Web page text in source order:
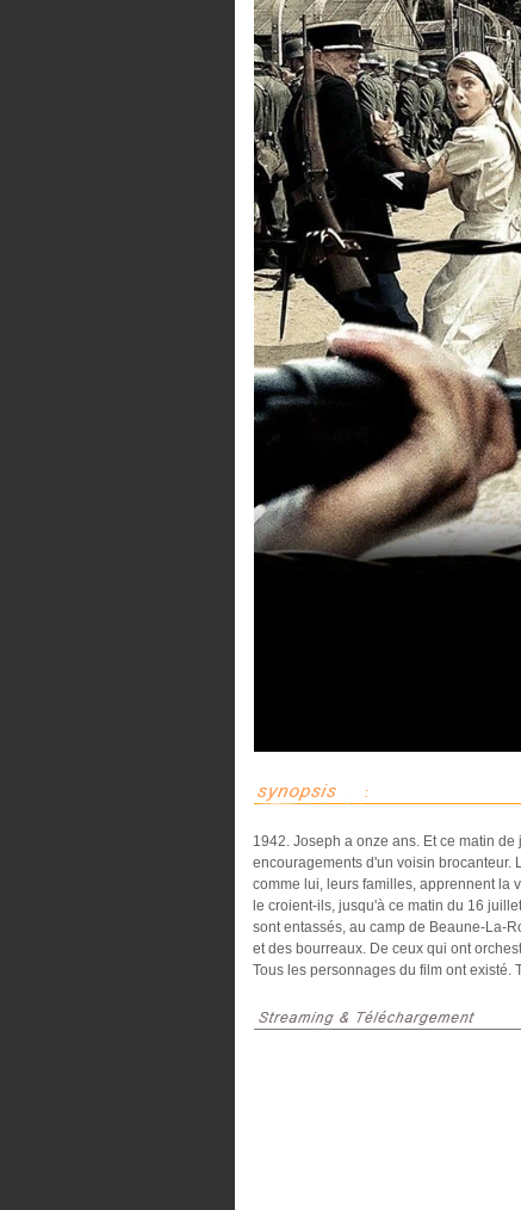
1942. Joseph a onze ans. Et ce matin
encouragements d'un voisin brocanteur.
comme lui, leurs familles, apprennent la
le croient-ils, jusqu'à ce matin du 16
sont entassés, au camp de Beaune-La-
et des bourreaux. De ceux qui ont
Tous les personnages du film ont existé.